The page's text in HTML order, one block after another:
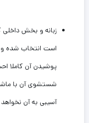
زبانه و بخش داخلی
است انتخاب شده
پوشیدن آن کاملا
شستشوی آن با
آسیبی به آن